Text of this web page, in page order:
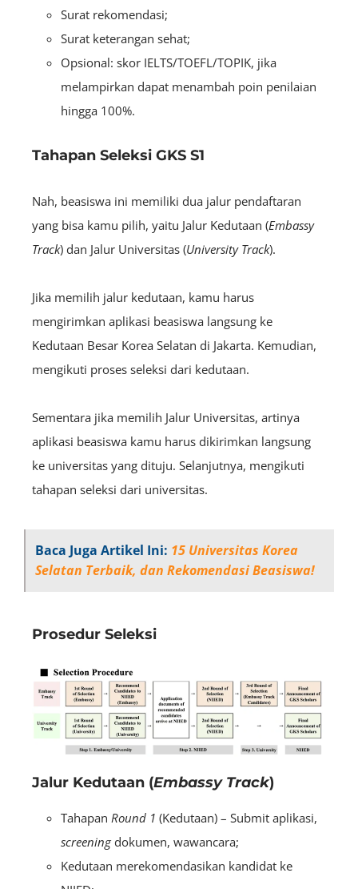
Surat rekomendasi;
Surat keterangan sehat;
Opsional: skor IELTS/TOEFL/TOPIK, jika
melampirkan dapat menambah poin penilaian
hingga 100%.
Tahapan Seleksi GKS S1
Nah, beasiswa ini memiliki dua jalur pendaftaran
yang bisa kamu pilih, yaitu Jalur Kedutaan (Embassy
Track) dan Jalur Universitas (UniversityTrack).
Jika memilih jalur kedutaan, kamu harus
mengirimkan aplikasi beasiswa langsung ke
Kedutaan Besar Korea Selatan di Jakarta. Kemudian,
mengikuti proses seleksi dari kedutaan.
Sementara jika memilih Jalur Universitas, artinya
aplikasi beasiswa kamu harus dikirimkan langsung
ke universitas yang dituju. Selanjutnya, mengikuti
tahapan seleksi dari universitas.
Baca Juga Artikel Ini: 15 Universitas Korea
Selatan Terbaik, dan Rekomendasi Beasiswa!
Prosedur Seleksi
Jalur Kedutaan (Embassy Track)
Tahapan Round 1 (Kedutaan) – Submit aplikasi,
screeningdokumen, wawancara;
Kedutaan merekomendasikan kandidat ke